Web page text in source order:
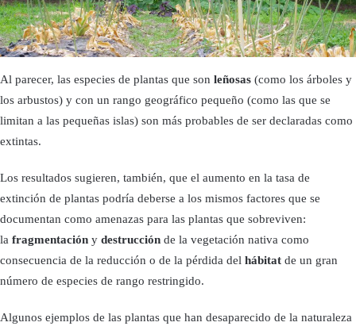
Al parecer, las especies de plantas que son leñosas (como los árboles y
los arbustos) y con un rango geográfico pequeño (como las que se
limitan a las pequeñas islas) son más probables de ser declaradas como
extintas.
Los resultados sugieren, también, que el aumento en la tasa de
extinción de plantas podría deberse a los mismos factores que se
documentan como amenazas para las plantas que sobreviven:
la fragmentación y destrucción de la vegetación nativa como
consecuencia de la reducción o de la pérdida del hábitat de un gran
número de especies de rango restringido.
Algunos ejemplos de las plantas que han desaparecido de la naturaleza